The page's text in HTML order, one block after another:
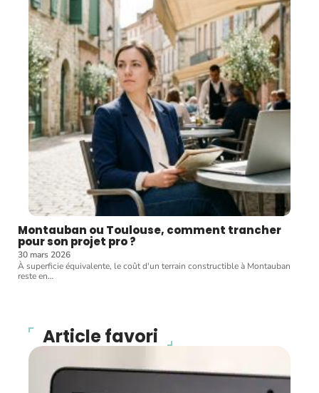
Montauban ou Toulouse, comment trancher
pour son projet pro ?
30 mars 2026
À superficie équivalente, le coût d'un terrain constructible à Montauban
reste en…
Article favori